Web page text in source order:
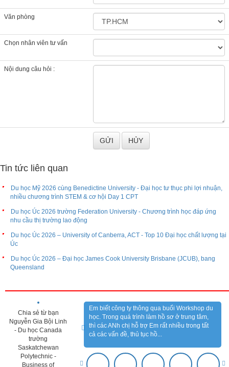
Văn phòng
Chọn nhân viên tư vấn
Nội dung câu hỏi :
Tin tức liên quan
Du học Mỹ 2026 cùng Benedictine University - Đại học tư thục phi lợi nhuận,
nhiều chương trình STEM & cơ hội Day 1 CPT
Du học Úc 2026 trường Federation University - Chương trình học đáp ứng
nhu cầu thị trường lao động
Du học Úc 2026 – University of Canberra, ACT - Top 10 Đại học chất lượng tại
Úc
Du học Úc 2026 – Đại học James Cook University Brisbane (JCUB), bang
Queensland
Chia sẻ từ bạn
Nguyễn Gia Bội Linh
- Du học Canada
trường
Saskatchewan
Polytechnic -
Business of
Em biết công ty thông qua buổi Workshop du
học. Trong quá trình làm hồ sơ ở trung tâm,
thì các ANh chị hỗ trợ Em rất nhiều trong tất
cả các vấn đề, thủ tục hồ...